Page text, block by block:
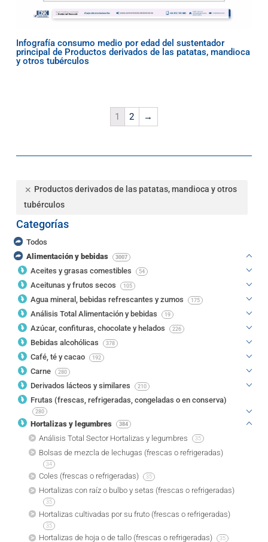
Infografía consumo medio por edad del sustentador
principal de Productos derivados de las patatas, mandioca
y otros tubérculos
1 2 →
Productos derivados de las patatas, mandioca y otros
tubérculos
Categorías
Todos
Alimentación y bebidas
3007
Aceites y grasas comestibles 54
Aceitunas y frutos secos 105
Agua mineral, bebidas refrescantes y zumos 175
Análisis Total Alimentación y bebidas 19
Azúcar, confituras, chocolate y helados 226
Bebidas alcohólicas 378
Café, té y cacao 192
Carne 280
Derivados lácteos y similares 210
Frutas (frescas, refrigeradas, congeladas o en conserva)
280
Hortalizas y legumbres 384
Análisis Total Sector Hortalizas y legumbres 35
Bolsas de mezcla de lechugas (frescas o refrigeradas)
34
Coles (frescas o refrigeradas) 35
Hortalizas con raíz o bulbo y setas (frescas o refrigeradas)
35
Hortalizas cultivadas por su fruto (frescas o refrigeradas)
35
Hortalizas de hoja o de tallo (frescas o refrigeradas) 35